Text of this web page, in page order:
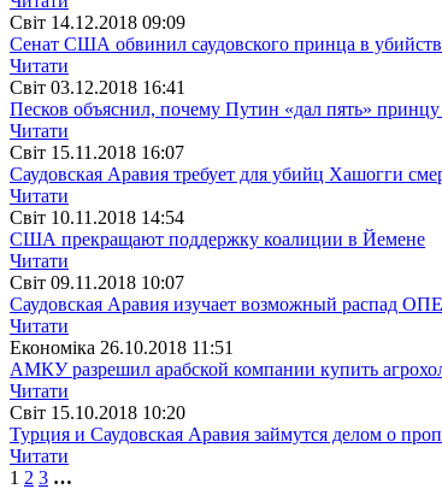
Свiт 14.12.2018 09:09
Сенат США обвинил саудовского принца в
Читати
Свiт 03.12.2018 16:41
Песков объяснил, почему Путин «дал пять»
Читати
Свiт 15.11.2018 16:07
Саудовская Аравия требует для убийц Хашогги
Читати
Свiт 10.11.2018 14:54
США прекращают поддержку коалиции в Йемене
Читати
Свiт 09.11.2018 10:07
Саудовская Аравия изучает возможный распад
Читати
Економіка 26.10.2018 11:51
АМКУ разрешил арабской компании купить
Читати
Свiт 15.10.2018 10:20
Турция и Саудовская Аравия займутся делом о
Читати
1 2 3 …